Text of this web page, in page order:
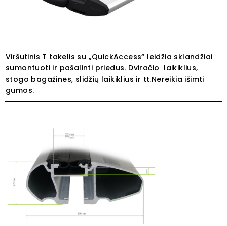
Viršutinis T takelis su „QuickAccess“ leidžia sklandžiai
sumontuoti ir pašalinti priedus. Dviračio laikiklius,
stogo bagažines, slidžių laikiklius ir tt.Nereikia išimti
gumos.